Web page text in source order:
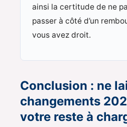
ainsi la certitude de ne
passer à côté d’un
vous avez droit.
Conclusion : ne
changements
votre reste à